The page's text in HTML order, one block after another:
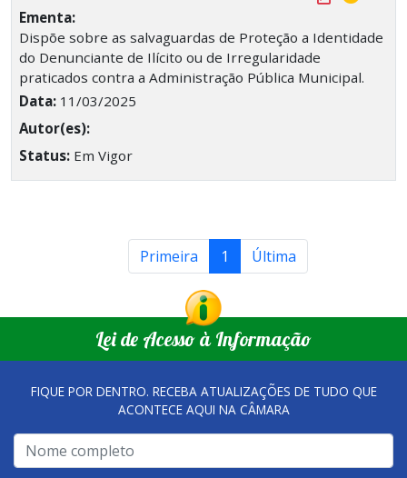
Ementa:
Dispõe sobre as salvaguardas de Proteção a Identidade
do Denunciante de Ilícito ou de Irregularidade
praticados contra a Administração Pública Municipal.
Data: 11/03/2025
Autor(es):
Status: Em Vigor
Primeira 1 Última
Lei de Acesso à Informação
FIQUE POR DENTRO. RECEBA ATUALIZAÇÕES DE TUDO QUE
ACONTECE AQUI NA CÂMARA